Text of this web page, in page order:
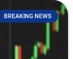
BREAKING NEWS